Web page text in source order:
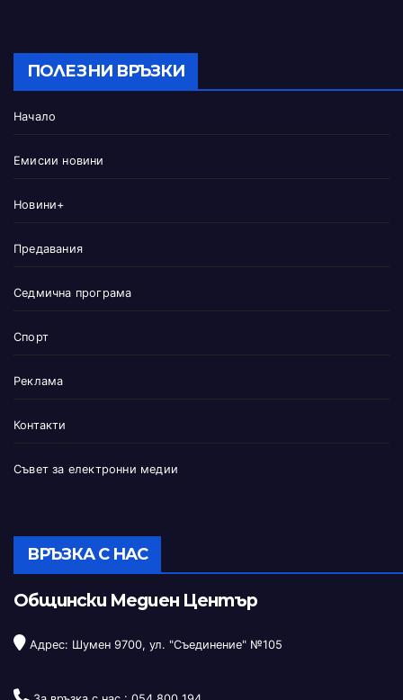
ПОЛЕЗНИ ВРЪЗКИ
Начало
Емисии новини
Новини+
Предавания
Седмична програма
Спорт
Реклама
Контакти
Съвет за електронни медии
ВРЪЗКА С НАС
Общински Медиен Център
Адрес: Шумен 9700, ул. "Съединение" №105